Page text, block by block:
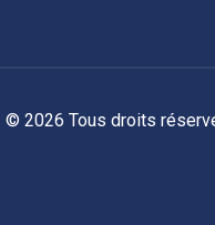
© 2026 Tous droits